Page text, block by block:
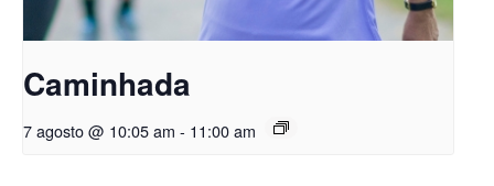
Caminhada
7 agosto @ 10:05 am - 11:00 am